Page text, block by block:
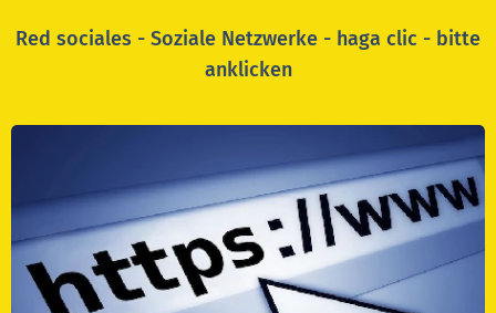
Red sociales - Soziale Netzwerke - haga clic - bitte
anklicken